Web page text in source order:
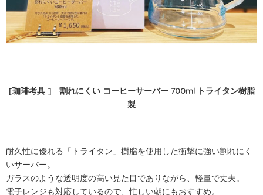
[珈琲考具 ] 割れにくい コーヒーサーバー 700ml トライタン樹脂
製
耐久性に優れる「トライタン」樹脂を使用した衝撃に強い割れにく
いサーバー。
ガラスのような透明度の高い見た目でありながら、軽量で丈夫。
電子レンジも対応しているので、忙しい朝にもおすすめ。